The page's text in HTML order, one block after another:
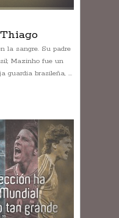
la sangre. Su padre
Mazinho fue un
guardia brasileña, ...